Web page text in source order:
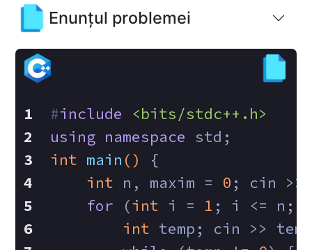
Enunțul problemei
#include
<bits/stdc++.h>
using namespace std;
int main ()
{
int n, maxim = 0 ; cin >>
for (int i = 1 ; i <= n;
int temp; cin >>